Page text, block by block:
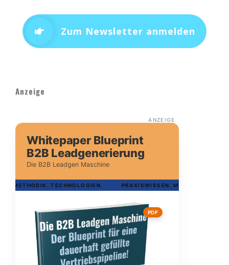
Zum Newsletter anmelden
Anzeige